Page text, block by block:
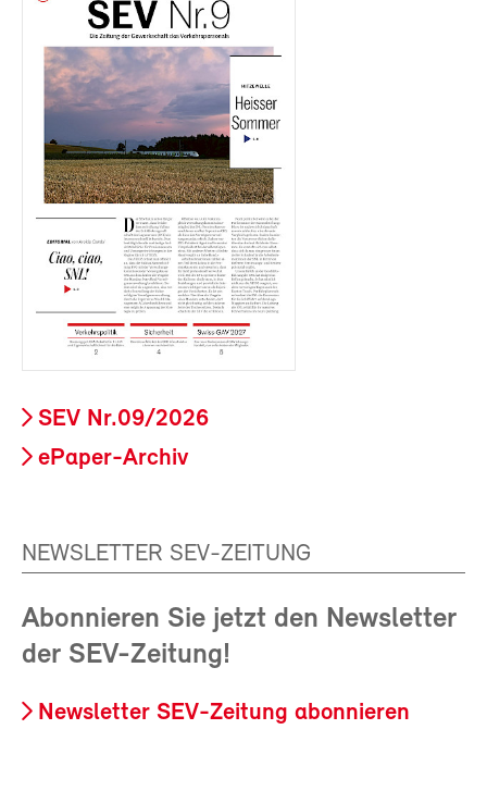
SEV Nr.09/2026
ePaper-Archiv
NEWSLETTER SEV-ZEITUNG
Abonnieren Sie jetzt den Newsletter
der SEV-Zeitung!
Newsletter SEV-Zeitung abonnieren